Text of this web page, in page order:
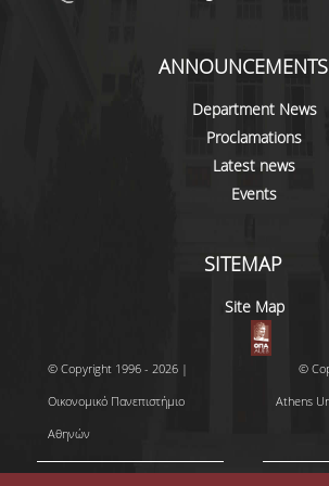
ANNOUNCEMENTS
Department News
Proclamations
Latest news
Events
SITEMAP
Site Map
© Copyright 1996 - 2026 |
Οικονομικό Πανεπιστήμιο
Αθηνών
©
Athens